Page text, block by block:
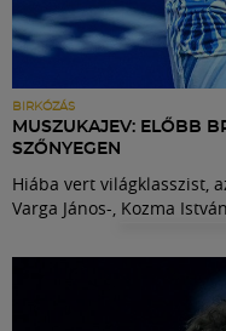
BIRKÓZÁS
MUSZUKAJEV: ELŐBB
SZŐNYEGEN
Hiába vert világklasszist,
Varga János-, Kozma